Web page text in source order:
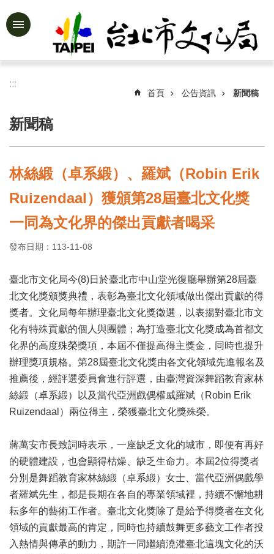
跳到主要內容區塊
進
告
訊
認
局
業
務
項
目
臺
北
藝
文
空
間
年
文
化
節
慶
廉
政
專
:::
首頁 公告資訊 新聞稿
新聞稿
林絲緞（卓系緞）、羅斌（Robin Erik
Ruizendaal）獲頒第28屆臺北文化獎
一同為文化界的傑出貢獻者喝采
發布日期：113-11-08
臺北市文化局今(8)日於臺北市中山堂光復廳舉辦第28屆臺
北文化獎頒獎典禮，表彰為臺北文化領域做出傑出貢獻的得
獎者。文化局每年辦理臺北文化獎徵選，以表揚對臺北市文
化有特殊貢獻的個人與團體；為打造臺北文化獎成為首都文
化界的高度殊榮獎項，本屆不僅提高得主獎金，同時也提升
辦理獎項規格。第28屆臺北文化獎由各文化領域先進報名及
推薦後，經評選委員會進行評選，由臺灣資深舞蹈教育家林
絲緞（卓系緞）以及當代亞洲戲偶權威羅斌（Robin Erik
Ruizendaal）兩位得主，榮獲臺北文化獎殊榮。
蔣萬安市長致詞時表示，一座缺乏文化的城市，即便有再好
的硬體建設，也會顯得枯燥、缺乏生命力。本屆2位得獎者
分別是舞蹈教育家林絲緞（卓系緞）女士、當代亞洲偶戲學
者羅斌先生，都是長期在各自的專業領域裡，持續不懈地耕
耘多年的藝術工作者。臺北文化獎除了是給予得獎者在文化
領域的貢獻最高的肯定，同時也持續鼓舞更多藝文工作者投
入熱情與傳承的動力，期許一同繼續澆灌臺北這塊文化的沃